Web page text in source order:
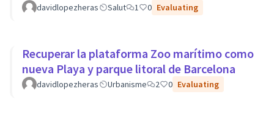
davidlopezheras Salut 1 0 Evaluating
Recuperar la plataforma Zoo marítimo como
nueva Playa y parque litoral de Barcelona
davidlopezheras Urbanisme 2 0 Evaluating